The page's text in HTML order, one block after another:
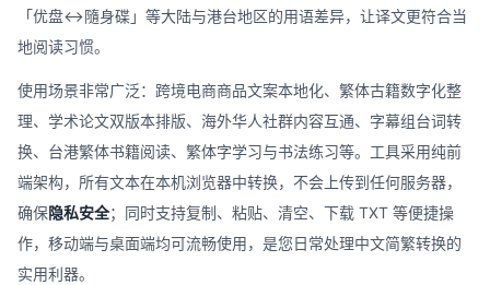
「优盘↔隨身碟」等大陆与港台地区的用语差异，让译文更符合当
地阅读习惯。
使用场景非常广泛：跨境电商商品文案本地化、繁体古籍数字化整
理、学术论文双版本排版、海外华人社群内容互通、字幕组台词转
换、台港繁体书籍阅读、繁体字学习与书法练习等。工具采用纯前
端架构，所有文本在本机浏览器中转换，不会上传到任何服务器，
确保隐私安全；同时支持复制、粘贴、清空、下载 TXT 等便捷操
作，移动端与桌面端均可流畅使用，是您日常处理中文简繁转换的
实用利器。